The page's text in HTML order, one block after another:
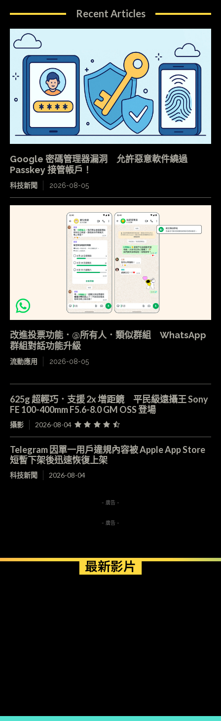
Recent Articles
Google 密碼管理器漏洞 允許惡意軟件繞過
Passkey 接管帳戶！
科技新聞 2026-08-05
改進投票功能．@所有人．類似群組 WhatsApp
群組對話功能升級
流動應用 2026-08-05
625g 超輕巧．支援 2x 增距鏡 平民級遠攝王 Sony
FE 100-400mm F5.6-8.0 GM OSS 登場
攝影 2026-08-04
Telegram 因單一用戶違規內容被 Apple App Store
短暫下架後迅速恢復上架
科技新聞 2026-08-04
- 廣告 -
- 廣告 -
最新影片